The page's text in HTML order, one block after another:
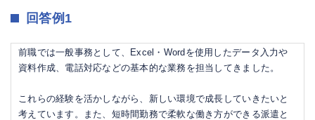
回答例1
前職では一般事務として、Excel・Wordを使用したデータ入力や
資料作成、電話対応などの基本的な業務を担当してきました。
これらの経験を活かしながら、新しい環境で成長していきたいと
考えています。また、短時間勤務で柔軟な働き方ができる派遣と